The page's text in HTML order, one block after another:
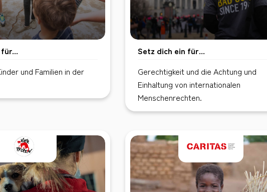
und Familien in der
Setz dich ein für...
Gerechtigkeit und die Achtung und
Einhaltung von internationalen
Menschenrechten.